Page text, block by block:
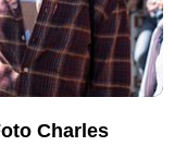
Charles